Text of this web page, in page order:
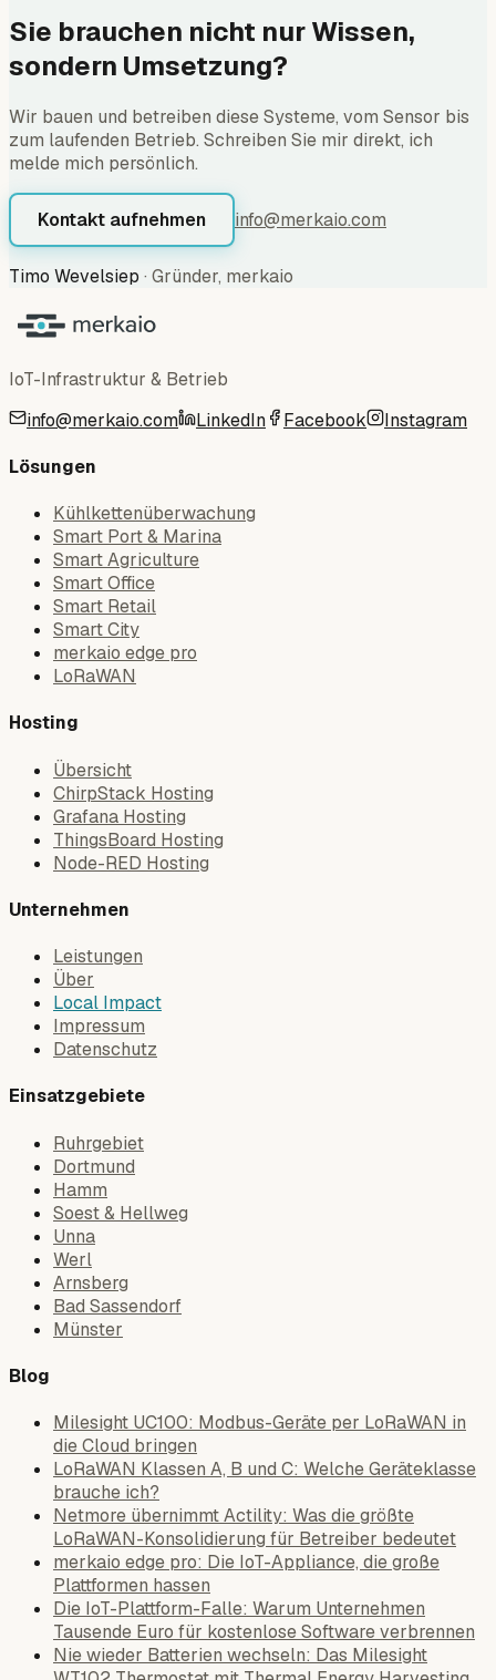
Sie brauchen nicht nur Wissen,
sondern Umsetzung?
Wir bauen und betreiben diese Systeme, vom Sensor bis
zum laufenden Betrieb. Schreiben Sie mir direkt, ich
melde mich persönlich.
Kontakt aufnehmen info@merkaio.com
Timo Wevelsiep · Gründer, merkaio
IoT-Infrastruktur & Betrieb
info@merkaio.com
LinkedIn Facebook Instagram
Lösungen
Kühlkettenüberwachung
Smart Port & Marina
Smart Agriculture
Smart Office
Smart Retail
Smart City
merkaio edge pro
LoRaWAN
Hosting
Übersicht
ChirpStack Hosting
Grafana Hosting
ThingsBoard Hosting
Node-RED Hosting
Unternehmen
Leistungen
Über
Local Impact
Impressum
Datenschutz
Einsatzgebiete
Ruhrgebiet
Dortmund
Hamm
Soest & Hellweg
Unna
Werl
Arnsberg
Bad Sassendorf
Münster
Blog
Milesight UC100: Modbus-Geräte per LoRaWAN in
die Cloud bringen
LoRaWAN Klassen A, B und C: Welche Geräteklasse
brauche ich?
Netmore übernimmt Actility: Was die größte
LoRaWAN-Konsolidierung für Betreiber bedeutet
merkaio edge pro: Die IoT-Appliance, die große
Plattformen hassen
Die IoT-Plattform-Falle: Warum Unternehmen
Tausende Euro für kostenlose Software verbrennen
Nie wieder Batterien wechseln: Das Milesight